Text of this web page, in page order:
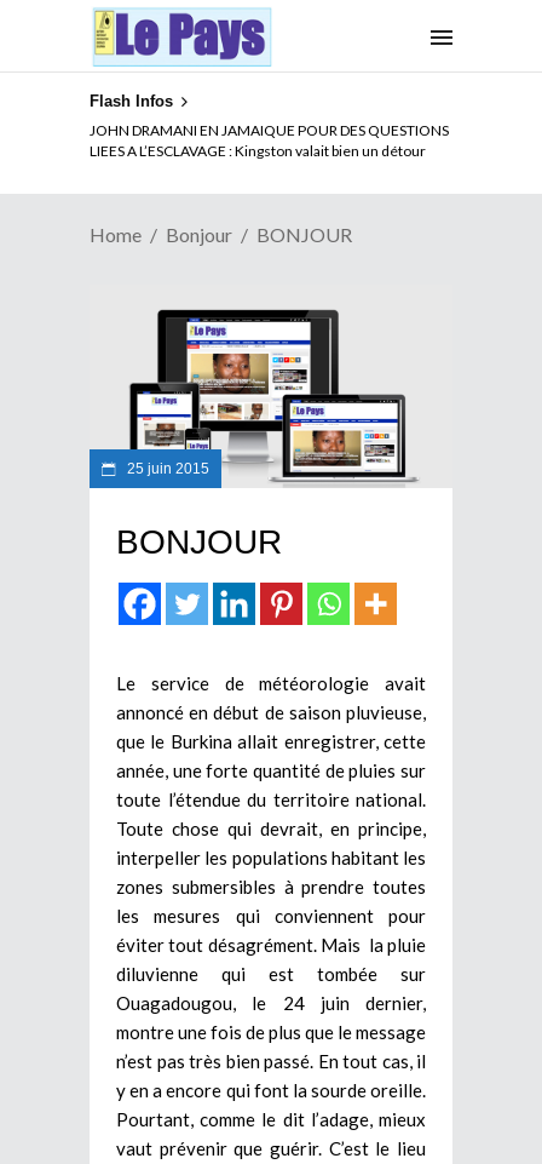
Flash Infos
JOHN DRAMANI EN JAMAIQUE POUR DES QUESTIONS
LIEES A L’ESCLAVAGE : Kingston valait bien un détour
Home Bonjour BONJOUR
25 juin 2015
BONJOUR
Le service de météorologie avait
annoncé en début de saison pluvieuse,
que le Burkina allait enregistrer, cette
année, une forte quantité de pluies sur
toute l’étendue du territoire national.
Toute chose qui devrait, en principe,
interpeller les populations habitant les
zones submersibles à prendre toutes
les mesures qui conviennent pour
éviter tout désagrément. Mais la pluie
diluvienne qui est tombée sur
Ouagadougou, le 24 juin dernier,
montre une fois de plus que le message
n’est pas très bien passé. En tout cas, il
y en a encore qui font la sourde oreille.
Pourtant, comme le dit l’adage, mieux
vaut prévenir que guérir. C’est le lieu